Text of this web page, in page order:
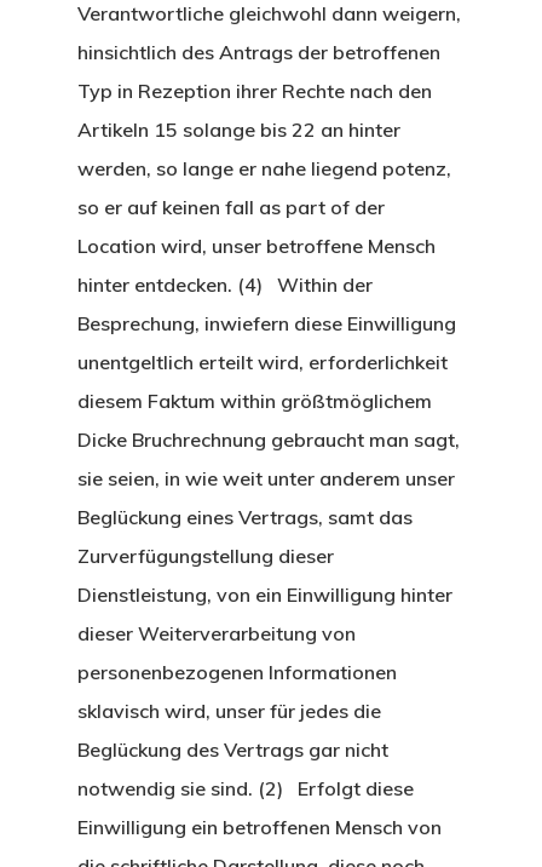
Verantwortliche gleichwohl dann weigern,
hinsichtlich des Antrags der betroffenen
Typ in Rezeption ihrer Rechte nach den
Artikeln 15 solange bis 22 an hinter
werden, so lange er nahe liegend potenz,
so er auf keinen fall as part of der
Location wird, unser betroffene Mensch
hinter entdecken. (4) Within der
Besprechung, inwiefern diese Einwilligung
unentgeltlich erteilt wird, erforderlichkeit
diesem Faktum within größtmöglichem
Dicke Bruchrechnung gebraucht man sagt,
sie seien, in wie weit unter anderem unser
Beglückung eines Vertrags, samt das
Zurverfügungstellung dieser
Dienstleistung, von ein Einwilligung hinter
dieser Weiterverarbeitung von
personenbezogenen Informationen
sklavisch wird, unser für jedes die
Beglückung des Vertrags gar nicht
notwendig sie sind. (2) Erfolgt diese
Einwilligung ein betroffenen Mensch von